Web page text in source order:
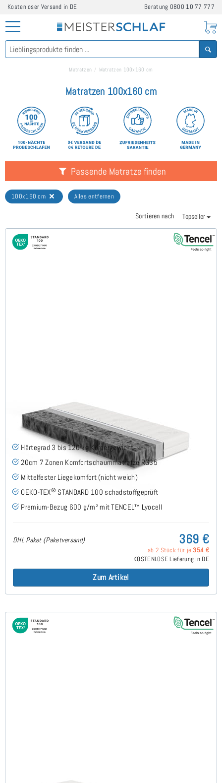
Kostenloser Versand in DE Beratung 0800 10 77 777
Matratzen Matratzen 100x160 cm
Matratzen 100x160 cm
Passende Matratze finden
100x160 cm Alles entfernen
Sortieren nach Topseller
Firmy H3 (TENCEL™ Lyocell) Komfortschaummatratze
100x160 cm - Sonderanfertigung
Härtegrad 3 bis 120 kg Körpergewicht
20cm 7 Zonen Komfortschaummatratze RG35
Mittelfester Liegekomfort (nicht weich)
OEKO-TEX® STANDARD 100 schadstoffgeprüft
Premium-Bezug 600 g/m² mit TENCEL™ Lyocell
DHL Paket (Paketversand) 369 €
ab 2 Stück für je 354 €
KOSTENLOSE Lieferung in DE
Zum Artikel